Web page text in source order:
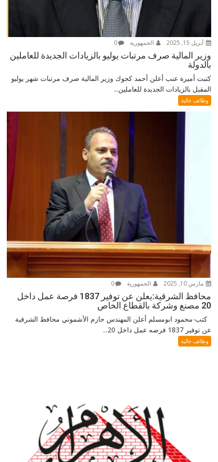
أبريل 15, 2025 الجمهورية 0
وزير المالية صرف مرتبات يوليو بالزيادات الجديدة للعاملين
بالدولة
كتبت أميرة عنب أعلن أحمد كجوك وزير المالية صرف مرتبات شهر يوليو
المقبل بالزيادات الجديدة للعاملين...
وظائف خالية
مارس 10, 2025 الجمهورية 0
محافظ الشرقية:يعلن عن توفير 1837 فرصة عمل داخل
20 مصنع وشركة بالقطاع الخاص
كتب-محمود ابومسلم أعلن المهندس حازم الأشموني محافظ الشرقية
عن توفير 1837 فرصه عمل داخل 20...
وظائف خالية